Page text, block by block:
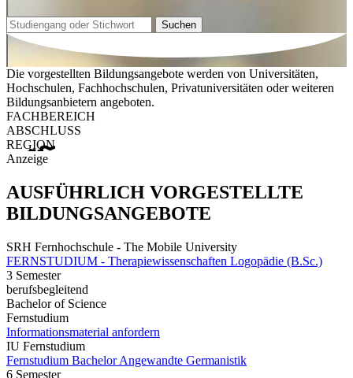
Suchen
Die vorgestellten Bildungsangebote werden von Universitäten,
Hochschulen, Fachhochschulen, Privatuniversitäten oder weiteren
Bildungsanbietern angeboten.
FACHBEREICH
ABSCHLUSS
REGION
Anzeige
AUSFÜHRLICH VORGESTELLTE
BILDUNGSANGEBOTE
SRH Fernhochschule - The Mobile University
FERNSTUDIUM - Therapiewissenschaften Logopädie (B.Sc.)
3 Semester
berufsbegleitend
Bachelor of Science
Fernstudium
Informationsmaterial anfordern
IU Fernstudium
Fernstudium Bachelor Angewandte Germanistik
6 Semester